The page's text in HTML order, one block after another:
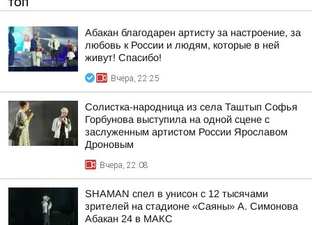
Абакан благодарен артисту за настроение, за
любовь к России и людям, которые в ней
живут! Спасибо!
Вчера, 22:25
Солистка-народница из села Таштып Софья
Горбунова выступила на одной сцене с
заслуженным артистом России Ярославом
Дроновым
Вчера, 22:08
SHAMAN спел в унисон с 12 тысячами
зрителей на стадионе «Саяны» А. Симонова
Абакан 24 в МАКС